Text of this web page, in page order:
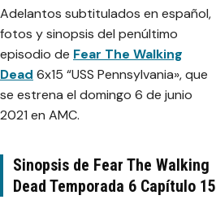
Adelantos subtitulados en español,
fotos y sinopsis del penúltimo
episodio de Fear The Walking
Dead 6x15 “USS Pennsylvania», que
se estrena el domingo 6 de junio
2021 en AMC.
Sinopsis de Fear The Walking
Dead Temporada 6 Capítulo 15